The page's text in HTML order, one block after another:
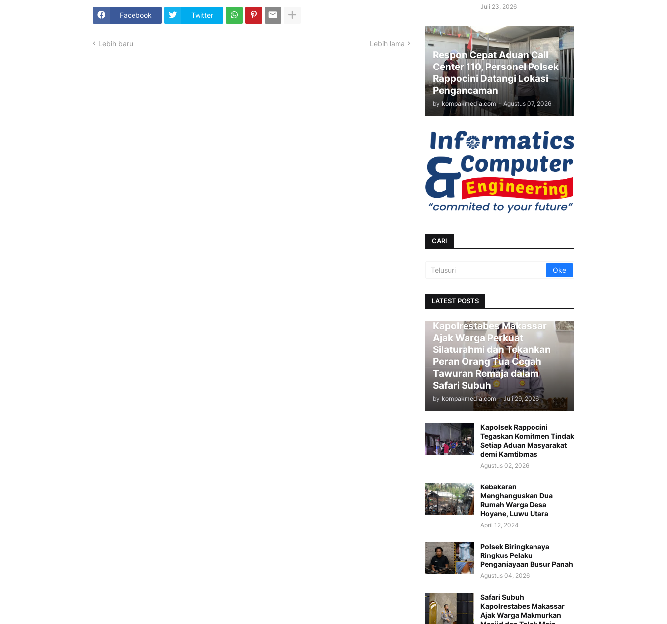
Facebook Twitter
Lebih baru Lebih lama
Juli 23, 2026
Respon Cepat Aduan Call
Center 110, Personel Polsek
Rappocini Datangi Lokasi
Pengancaman
by kompakmedia.com - Agustus 07, 2026
CARI
LATEST POSTS
Kapolrestabes Makassar
Ajak Warga Perkuat
Silaturahmi dan Tekankan
Peran Orang Tua Cegah
Tawuran Remaja dalam
Safari Subuh
by kompakmedia.com - Juli 29, 2026
Kapolsek Rappocini
Tegaskan Komitmen Tindak
Setiap Aduan Masyarakat
demi Kamtibmas
Agustus 02, 2026
Kebakaran
Menghanguskan Dua
Rumah Warga Desa
Hoyane, Luwu Utara
April 12, 2024
Polsek Biringkanaya
Ringkus Pelaku
Penganiayaan Busur Panah
Agustus 04, 2026
Safari Subuh
Kapolrestabes Makassar
Ajak Warga Makmurkan